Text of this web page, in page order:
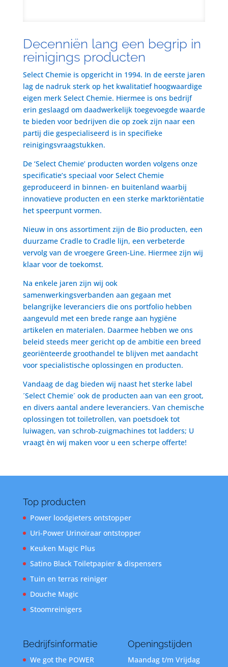
Decenniën lang een begrip in
reinigings producten
Select Chemie is opgericht in 1994. In de eerste jaren
lag de nadruk sterk op het kwalitatief hoogwaardige
eigen merk Select Chemie. Hiermee is ons bedrijf
erin geslaagd om daadwerkelijk toegevoegde waarde
te bieden voor bedrijven die op zoek zijn naar een
partij die gespecialiseerd is in specifieke
reinigingsvraagstukken.
De ‘Select Chemie’ producten worden volgens onze
specificatie’s speciaal voor Select Chemie
geproduceerd in binnen- en buitenland waarbij
innovatieve producten en een sterke marktoriëntatie
het speerpunt vormen.
Nieuw in ons assortiment zijn de Bio producten, een
duurzame Cradle to Cradle lijn, een verbeterde
vervolg van de vroegere Green-Line. Hiermee zijn wij
klaar voor de toekomst.
Na enkele jaren zijn wij ook
samenwerkingsverbanden aan gegaan met
belangrijke leveranciers die ons portfolio hebben
aangevuld met een brede range aan hygiëne
artikelen en materialen. Daarmee hebben we ons
beleid steeds meer gericht op de ambitie een breed
georiënteerde groothandel te blijven met aandacht
voor specialistische oplossingen en producten.
Vandaag de dag bieden wij naast het sterke label
´Select Chemie´ ook de producten aan van een groot,
en divers aantal andere leveranciers. Van chemische
oplossingen tot toiletrollen, van poetsdoek tot
luiwagen, van schrob-zuigmachines tot ladders; U
vraagt èn wij maken voor u een scherpe offerte!
Top producten
Power loodgieters ontstopper
Uri-Power Urinoiraar ontstopper
Keuken Magic Plus
Satino Black Toiletpapier & dispensers
Tuin en terras reiniger
Douche Magic
Stoomreinigers
Bedrijfsinformatie
We got the POWER
Openingstijden
Maandag t/m Vrijdag